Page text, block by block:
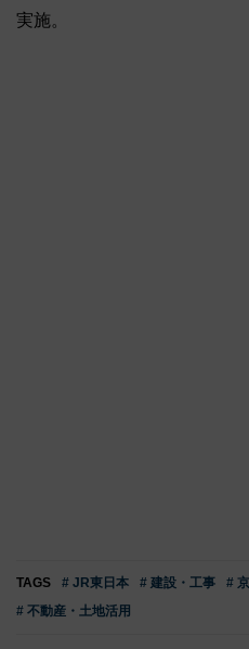
実施。
TAGS # JR東日本 # 建設・工事 #
# 不動産・土地活用